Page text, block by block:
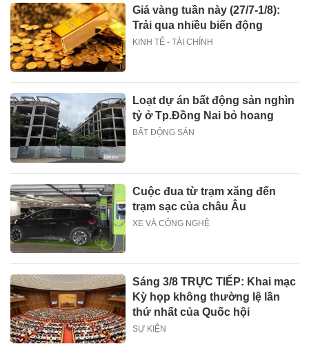
Giá vàng tuần này (27/7-1/8):
Trải qua nhiều biến động
KINH TẾ - TÀI CHÍNH
Loạt dự án bất động sản nghìn
tỷ ở Tp.Đồng Nai bỏ hoang
BẤT ĐỘNG SẢN
Cuộc đua từ trạm xăng đến
trạm sạc của châu Âu
XE VÀ CÔNG NGHỆ
Sáng 3/8 TRỰC TIẾP: Khai mạc
Kỳ họp không thường lệ lần
thứ nhất của Quốc hội
SỰ KIỆN